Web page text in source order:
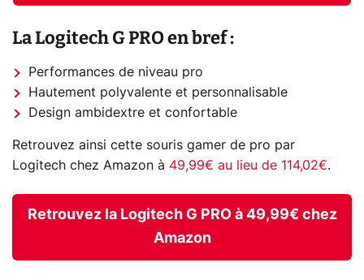
La Logitech G PRO en bref :
Performances de niveau pro
Hautement polyvalente et personnalisable
Design ambidextre et confortable
Retrouvez ainsi cette souris gamer de pro par
Logitech chez Amazon à 49,99€ au lieu de 114,02€.
Retrouvez la Logitech G PRO à 49,99€ chez
Amazon